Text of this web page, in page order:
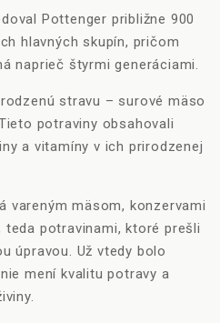
Pottenger približne 900
hlavných skupín, pričom
naprieč štyrmi generáciami.
stravu – surové mäso
potraviny obsahovali
a vitamíny v ich prirodzenej
vareným mäsom, konzervami
potravinami, ktoré prešli
úpravou. Už vtedy bolo
mení kvalitu potravy a